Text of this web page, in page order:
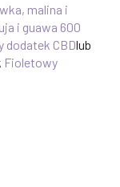
malina i
i guawa 600
dodatek CBDlub
Fioletowy